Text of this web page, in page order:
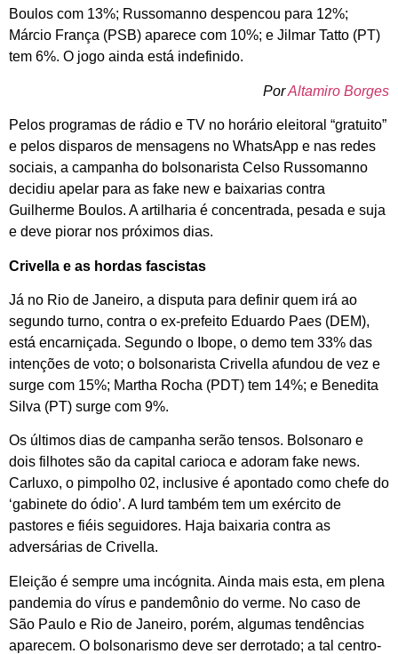
Boulos com 13%; Russomanno despencou para 12%;
Márcio França (PSB) aparece com 10%; e Jilmar Tatto (PT)
tem 6%. O jogo ainda está indefinido.
PorAltamiro Borges
Pelos programas de rádio e TV no horário eleitoral “gratuito”
e pelos disparos de mensagens no WhatsApp e nas redes
sociais, a campanha do bolsonarista Celso Russomanno
decidiu apelar para as fake new e baixarias contra
Guilherme Boulos. A artilharia é concentrada, pesada e suja
e deve piorar nos próximos dias.
Crivella e as hordas fascistas
Já no Rio de Janeiro, a disputa para definir quem irá ao
segundo turno, contra o ex-prefeito Eduardo Paes (DEM),
está encarniçada. Segundo o Ibope, o demo tem 33% das
intenções de voto; o bolsonarista Crivella afundou de vez e
surge com 15%; Martha Rocha (PDT) tem 14%; e Benedita
Silva (PT) surge com 9%.
Os últimos dias de campanha serão tensos. Bolsonaro e
dois filhotes são da capital carioca e adoram fake news.
Carluxo, o pimpolho 02, inclusive é apontado como chefe do
‘gabinete do ódio’. A Iurd também tem um exército de
pastores e fiéis seguidores. Haja baixaria contra as
adversárias de Crivella.
Eleição é sempre uma incógnita. Ainda mais esta, em plena
pandemia do vírus e pandemônio do verme. No caso de
São Paulo e Rio de Janeiro, porém, algumas tendências
aparecem. O bolsonarismo deve ser derrotado; a tal centro-